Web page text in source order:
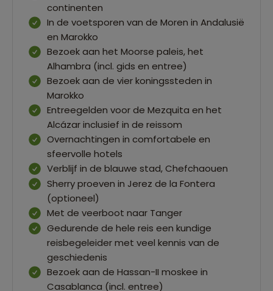
continenten
In de voetsporen van de Moren in Andalusië
en Marokko
Bezoek aan het Moorse paleis, het
Alhambra (incl. gids en entree)
Bezoek aan de vier koningssteden in
Marokko
Entreegelden voor de Mezquita en het
Alcázar inclusief in de reissom
Overnachtingen in comfortabele en
sfeervolle hotels
Verblijf in de blauwe stad, Chefchaouen
Sherry proeven in Jerez de la Fontera
(optioneel)
Met de veerboot naar Tanger
Gedurende de hele reis een kundige
reisbegeleider met veel kennis van de
geschiedenis
Bezoek aan de Hassan-II moskee in
Casablanca (incl. entree)